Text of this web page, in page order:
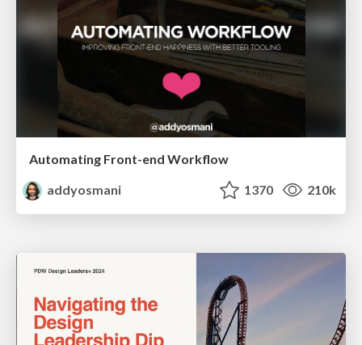
Automating Front-end Workflow
addyosmani
1370 210k